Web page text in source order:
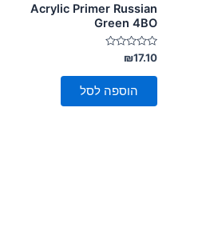
Acrylic Primer Russian
Green 4BO
דורג
0
מתוך
₪17.10
הוספה לסל